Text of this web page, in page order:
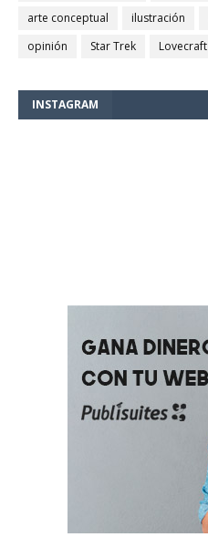
arte conceptual
ilustración
opinión
Star Trek Lovecraft
INSTAGRAM